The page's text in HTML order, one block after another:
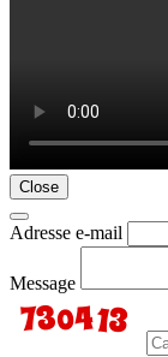
Close
Adresse e-mail
Message